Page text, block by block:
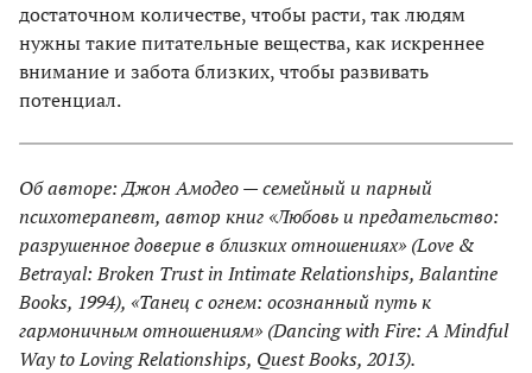
достаточном количестве, чтобы расти, так людям
нужны такие питательные вещества, как искреннее
внимание и забота близких, чтобы развивать
потенциал.
Об авторе: Джон Амодео — семейный и парный
психотерапевт, автор книг «Любовь и предательство:
разрушенное доверие в близких отношениях» (Love &
Betrayal: Broken Trust in Intimate Relationships, Balantine
Books, 1994), «Танец с огнем: осознанный путь к
гармоничным отношениям» (Dancing with Fire: A Mindful
Way to Loving Relationships, Quest Books, 2013).